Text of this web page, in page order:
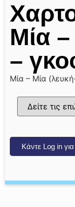
Μία
–
Μία – Μία
Κάντε Log in για